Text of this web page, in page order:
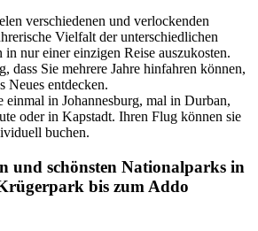
verschiedenen und verlockenden
Vielfalt der unterschiedlichen
nur einer einzigen Reise auszukosten.
dass Sie mehrere Jahre hinfahren können,
Neues entdecken.
einmal in Johannesburg, mal in Durban,
oder in Kapstadt. Ihren Flug können sie
buchen.
und schönsten Nationalparks in
bis zum Addo